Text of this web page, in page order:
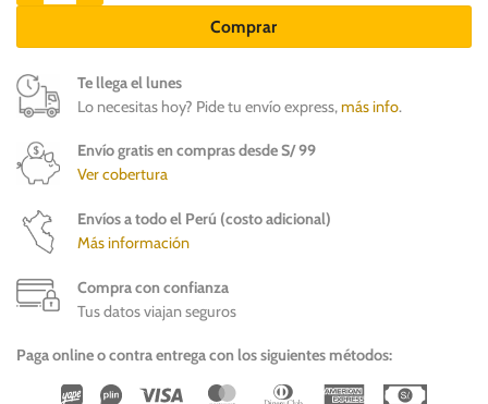
Comprar
Te llega el lunes
Lo necesitas hoy? Pide tu envío express,más info.
Envío gratis en compras desde S/ 99
Ver cobertura
Envíos a todo el Perú (costo adicional)
Más información
Compra con confianza
Tus datos viajan seguros
Paga online o contra entrega con los siguientes métodos:
Wirecard
Vipps Visa MasterCardDinners
American